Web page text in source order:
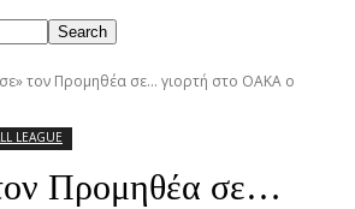
τον Προμηθέα σε... γιορτή στο ΟΑΚΑ ο
LEAGUE
Προμηθέα σε…